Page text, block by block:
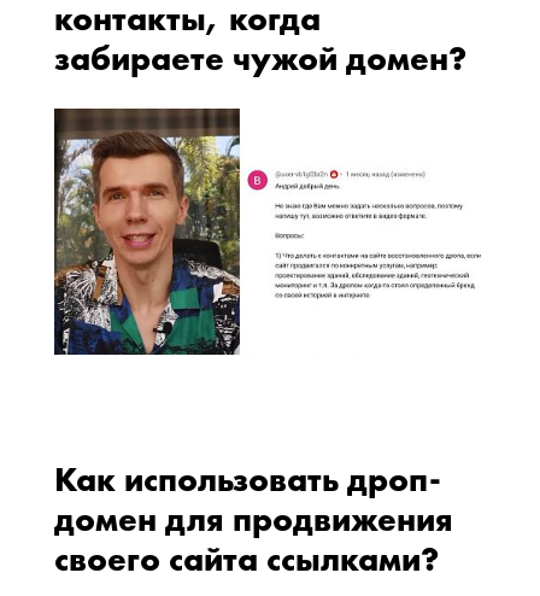
контакты, когда
забираете чужой домен?
Как использовать дроп-
домен для продвижения
своего сайта ссылками?